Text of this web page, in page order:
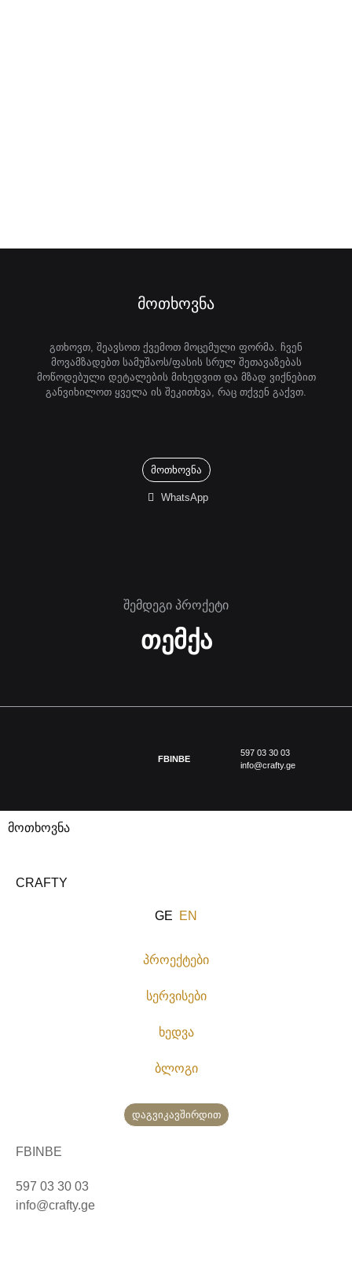
მოთხოვნა
გთხოვთ, შეავსოთ ქვემოთ მოცემული ფორმა. ჩვენ
მოვამზადებთ სამუშაოს/ფასის სრულ შეთავაზებას
მოწოდებული დეტალების მიხედვით და მზად ვიქნებით
განვიხილოთ ყველა ის შეკითხვა, რაც თქვენ გაქვთ.
მოთხოვნა
WhatsApp
შემდეგი პროქეტი
თემქა
FB IN BE
597 03 30 03
info@crafty.ge
მოთხოვნა
CRAFTY
GE EN
პროექტები
სერვისები
ხედვა
ბლოგი
დაგვიკავშირდით
FB IN BE
597 03 30 03
info@crafty.ge